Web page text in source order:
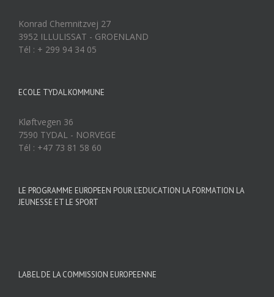
Konrad Chemnitzvej 27
3952 ILLULISSAT - GROENLAND
Tél : + 299 94 34 05
ECOLE TYDAL KOMMUNE
Kløftvegen 36
7590 TYDAL - NORVEGE
Tél : +47 73 81 58 60
LE PROGRAMME EUROPEEN POUR L’EDUCATION LA FORMATION LA
JEUNESSE ET LE SPORT
LABEL DE LA COMMISSION EUROPEENNE